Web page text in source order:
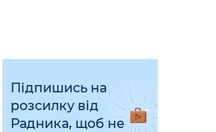
Підпишись на
розсилку від
Радника, щоб не